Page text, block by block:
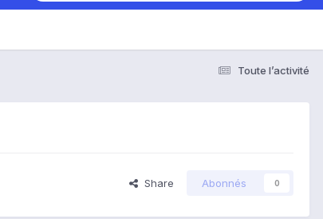
Toute l’activité
Share Abonnés 0